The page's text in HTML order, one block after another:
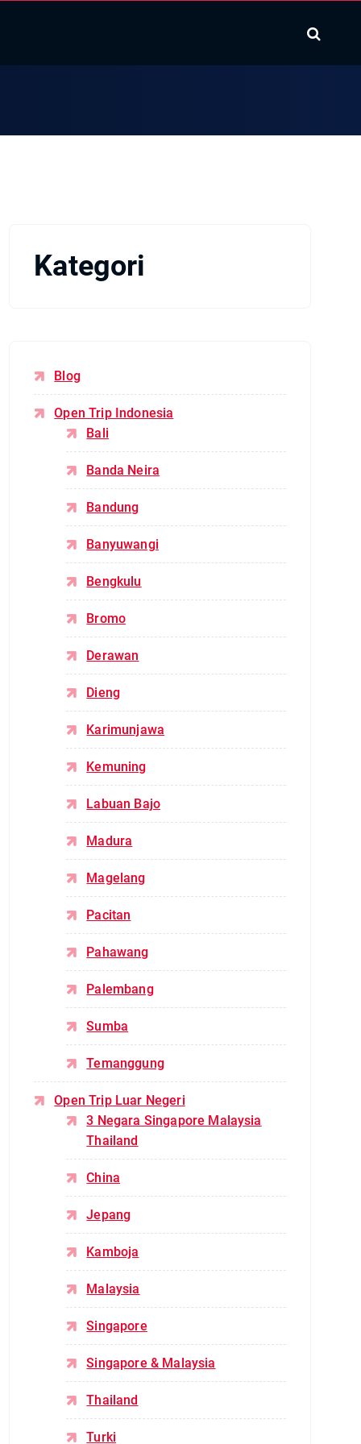
Kategori
Blog
Open Trip Indonesia
Bali
Banda Neira
Bandung
Banyuwangi
Bengkulu
Bromo
Derawan
Dieng
Karimunjawa
Kemuning
Labuan Bajo
Madura
Magelang
Pacitan
Pahawang
Palembang
Sumba
Temanggung
Open Trip Luar Negeri
3 Negara Singapore Malaysia
Thailand
China
Jepang
Kamboja
Malaysia
Singapore
Singapore & Malaysia
Thailand
Turki